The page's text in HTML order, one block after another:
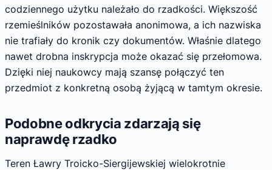
codziennego użytku należało do rzadkości. Większość
rzemieślników pozostawała anonimowa, a ich nazwiska
nie trafiały do kronik czy dokumentów. Właśnie dlatego
nawet drobna inskrypcja może okazać się przełomowa.
Dzięki niej naukowcy mają szansę połączyć ten
przedmiot z konkretną osobą żyjącą w tamtym okresie.
Podobne odkrycia zdarzają się
naprawdę rzadko
Teren Ławry Troicko-Siergijewskiej wielokrotnie